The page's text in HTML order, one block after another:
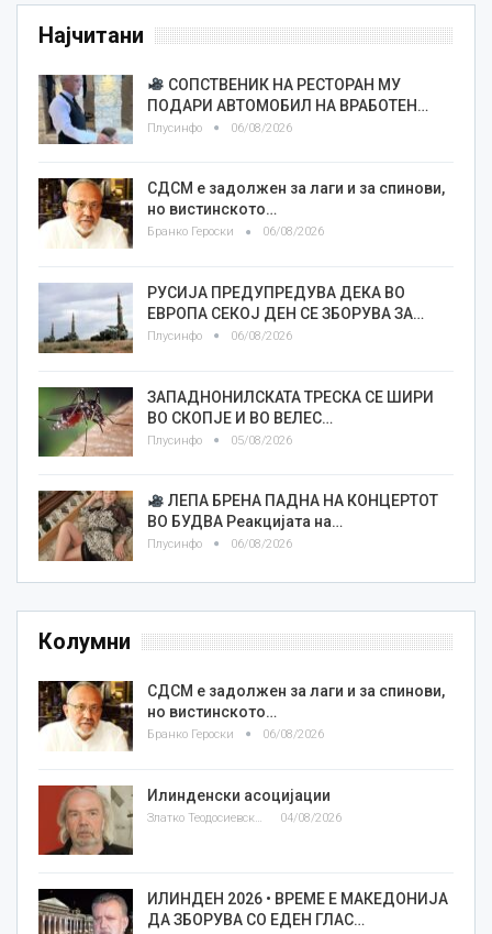
Најчитани
СОПСТВЕНИК НА РЕСТОРАН МУ
ПОДАРИ АВТОМОБИЛ НА ВРАБОТЕН…
Плусинфо 06/08/2026
СДСМ е задолжен за лаги и за спинови,
но вистинското…
Бранко Героски 06/08/2026
РУСИЈА ПРЕДУПРЕДУВА ДЕКА ВО
ЕВРОПА СЕКОЈ ДЕН СЕ ЗБОРУВА ЗА…
Плусинфо 06/08/2026
ЗАПАДНОНИЛСКАТА ТРЕСКА СЕ ШИРИ
ВО СКОПЈЕ И ВО ВЕЛЕС…
Плусинфо 05/08/2026
ЛЕПА БРЕНА ПАДНА НА КОНЦЕРТОТ
ВО БУДВА Реакцијата на…
Плусинфо 06/08/2026
Колумни
СДСМ е задолжен за лаги и за спинови,
но вистинското…
Бранко Героски 06/08/2026
Илинденски асоцијации
04/08/2026
ИЛИНДЕН 2026 • ВРЕМЕ Е МАКЕДОНИЈА
ДА ЗБОРУВА СО ЕДЕН ГЛАС…